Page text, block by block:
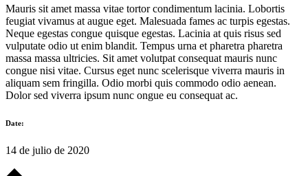
Mauris sit amet massa vitae tortor condimentum lacinia. Lobortis
feugiat vivamus at augue eget. Malesuada fames ac turpis egestas.
Neque egestas congue quisque egestas. Lacinia at quis risus sed
vulputate odio ut enim blandit. Tempus urna et pharetra pharetra
massa massa ultricies. Sit amet volutpat consequat mauris nunc
congue nisi vitae. Cursus eget nunc scelerisque viverra mauris in
aliquam sem fringilla. Odio morbi quis commodo odio aenean.
Dolor sed viverra ipsum nunc ongue eu consequat ac.
Date:
14 de julio de 2020